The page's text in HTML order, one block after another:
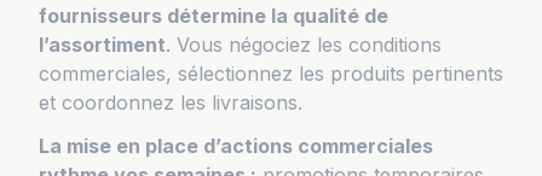
fournisseurs détermine la qualité de
l’assortiment. Vous négociez les conditions
commerciales, sélectionnez les produits pertinents
et coordonnez les livraisons.
La mise en place d’actions commerciales